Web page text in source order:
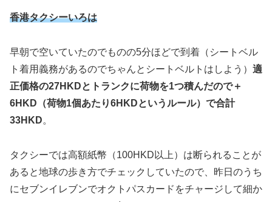
香港タクシーいろは
早朝で空いていたのでものの5分ほどで到着（シートベル
ト着用義務があるのでちゃんとシートベルトはしよう） 適
正価格の27HKDとトランクに荷物を1つ積んだので＋
6HKD（荷物1個あたり6HKDというルール）で合計
33HKD。
タクシーでは高額紙幣（100HKD以上）は断られることが
あると地球の歩き方でチェックしていたので、昨日のうち
にセブンイレブンでオクトパスカードをチャージして細か